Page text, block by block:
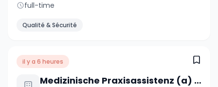
full-time
Qualité & Sécurité
il y a 6 heures
Medizinische Praxisassistenz (a) 80%